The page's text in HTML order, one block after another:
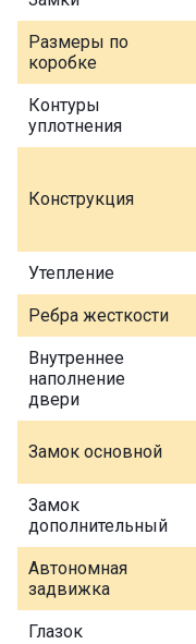
Размеры по
коробке
Контуры
уплотнения
Конструкция
Утепление
Ребра жесткости
Внутреннее
наполнение
двери
Замок основной
Замок
дополнительный
Автономная
задвижка
Глазок